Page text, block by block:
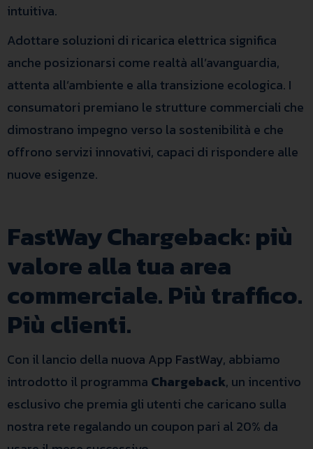
intuitiva.
Adottare soluzioni di ricarica elettrica significa
anche posizionarsi come realtà all’avanguardia,
attenta all’ambiente e alla transizione ecologica. I
consumatori premiano le strutture commerciali che
dimostrano impegno verso la sostenibilità e che
offrono servizi innovativi, capaci di rispondere alle
nuove esigenze.
FastWay Chargeback: più
valore alla tua area
commerciale. Più traffico.
Più clienti.
Con il lancio della nuova App FastWay, abbiamo
introdotto il programma Chargeback, un incentivo
esclusivo che premia gli utenti che caricano sulla
nostra rete regalando un coupon pari al 20% da